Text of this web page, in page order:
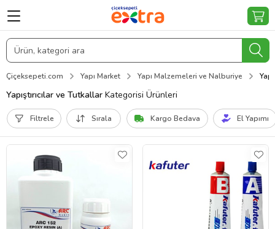
Çiçeksepeti.com Yapı Market Yapı Malzemeleri ve Nalburiye
Yapıştırıcılar ve Tutkallar Kategorisi Ürünleri
Filtrele Sırala Kargo Bedava El Yapımı